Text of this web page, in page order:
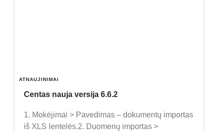
ATNAUJINIMAI
Centas nauja versija 6.6.2
1. Mokėjimai > Pavedimas – dokumentų importas
iš XLS lentelės.2. Duomenų importas >